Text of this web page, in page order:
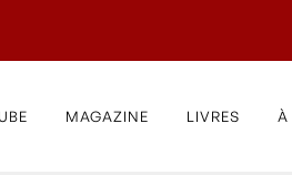
MAGAZINE LIVRES À